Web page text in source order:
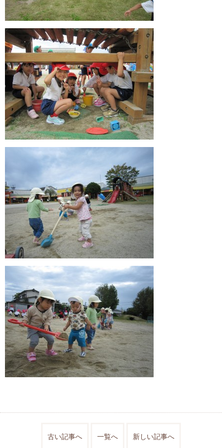
古い記事へ 一覧へ 新しい記事へ